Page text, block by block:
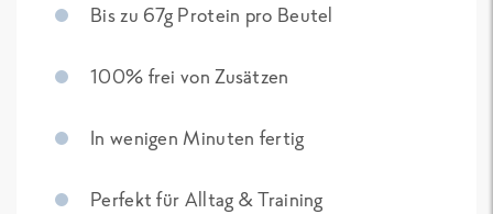
Bis zu 67g Protein pro Beutel
100% frei von Zusätzen
In wenigen Minuten fertig
Perfekt für Alltag & Training